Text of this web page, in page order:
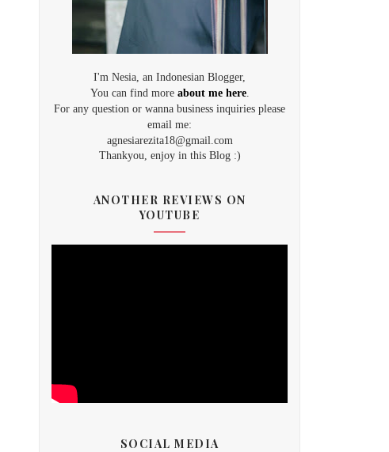
I'm Nesia, an Indonesian Blogger,
You can find more about me here.
For any question or wanna business inquiries please
email me:
agnesiarezita18@gmail.com
Thankyou, enjoy in this Blog :)
ANOTHER REVIEWS ON
YOUTUBE
SOCIAL MEDIA